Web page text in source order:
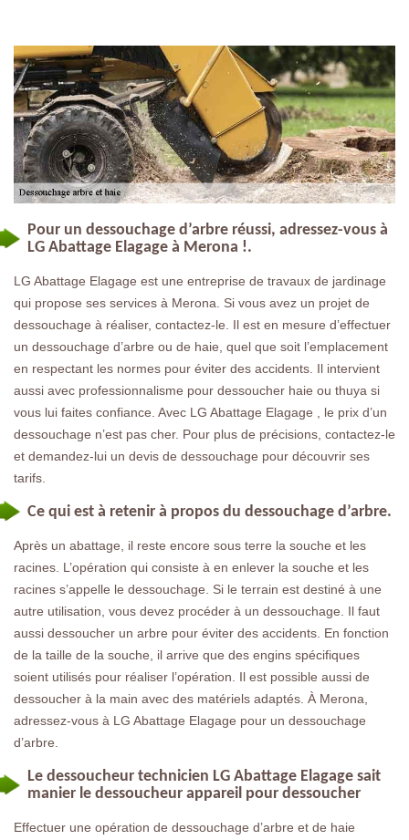
Pour un dessouchage d’arbre réussi, adressez-vous à
LG Abattage Elagage à Merona !.
LG Abattage Elagage est une entreprise de travaux de jardinage
qui propose ses services à Merona. Si vous avez un projet de
dessouchage à réaliser, contactez-le. Il est en mesure d’effectuer
un dessouchage d’arbre ou de haie, quel que soit l’emplacement
en respectant les normes pour éviter des accidents. Il intervient
aussi avec professionnalisme pour dessoucher haie ou thuya si
vous lui faites confiance. Avec LG Abattage Elagage , le prix d’un
dessouchage n’est pas cher. Pour plus de précisions, contactez-le
et demandez-lui un devis de dessouchage pour découvrir ses
tarifs.
Ce qui est à retenir à propos du dessouchage d’arbre.
Après un abattage, il reste encore sous terre la souche et les
racines. L’opération qui consiste à en enlever la souche et les
racines s’appelle le dessouchage. Si le terrain est destiné à une
autre utilisation, vous devez procéder à un dessouchage. Il faut
aussi dessoucher un arbre pour éviter des accidents. En fonction
de la taille de la souche, il arrive que des engins spécifiques
soient utilisés pour réaliser l’opération. Il est possible aussi de
dessoucher à la main avec des matériels adaptés. À Merona,
adressez-vous à LG Abattage Elagage pour un dessouchage
d’arbre.
Le dessoucheur technicien LG Abattage Elagage sait
manier le dessoucheur appareil pour dessoucher
Effectuer une opération de dessouchage d’arbre et de haie